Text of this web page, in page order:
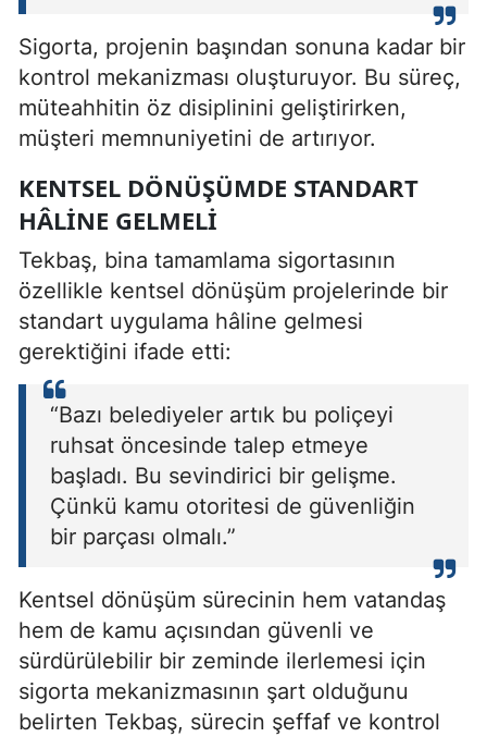
Sigorta, projenin başından sonuna kadar bir
kontrol mekanizması oluşturuyor. Bu süreç,
müteahhitin öz disiplinini geliştirirken,
müşteri memnuniyetini de artırıyor.
KENTSEL DÖNÜŞÜMDE STANDART
HÂLINE GELMELI
Tekbaş, bina tamamlama sigortasının
özellikle kentsel dönüşüm projelerinde bir
standart uygulama hâline gelmesi
gerektiğini ifade etti:
“Bazı belediyeler artık bu poliçeyi
ruhsat öncesinde talep etmeye
başladı. Bu sevindirici bir gelişme.
Çünkü kamu otoritesi de güvenliğin
bir parçası olmalı.”
Kentsel dönüşüm sürecinin hem vatandaş
hem de kamu açısından güvenli ve
sürdürülebilir bir zeminde ilerlemesi için
sigorta mekanizmasının şart olduğunu
belirten Tekbaş, sürecin şeffaf ve kontrol